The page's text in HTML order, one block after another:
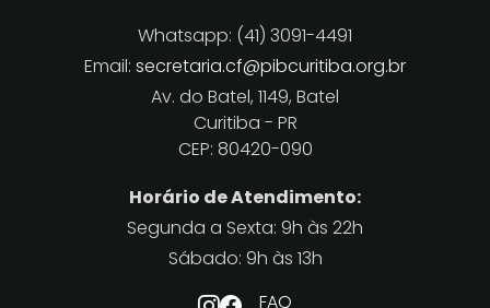
Whatsapp: (41) 3091-4491
Email: secretaria.cf@pibcuritiba.org.br
Av. do Batel, 1149, Batel
Curitiba - PR
CEP: 80420-090
Horário de Atendimento:
Segunda a Sexta: 9h às 22h
Sábado: 9h às 13h
FAQ